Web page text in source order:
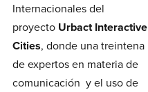
Internacionales del
proyecto Urbact Interactive
Cities, donde una treintena
de expertos en materia de
comunicación y el uso de